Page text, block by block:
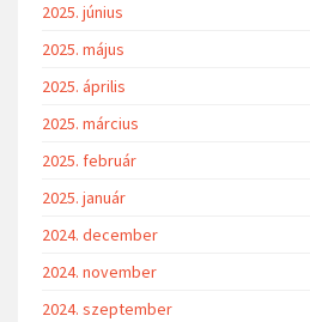
2025. június
2025. május
2025. április
2025. március
2025. február
2025. január
2024. december
2024. november
2024. szeptember